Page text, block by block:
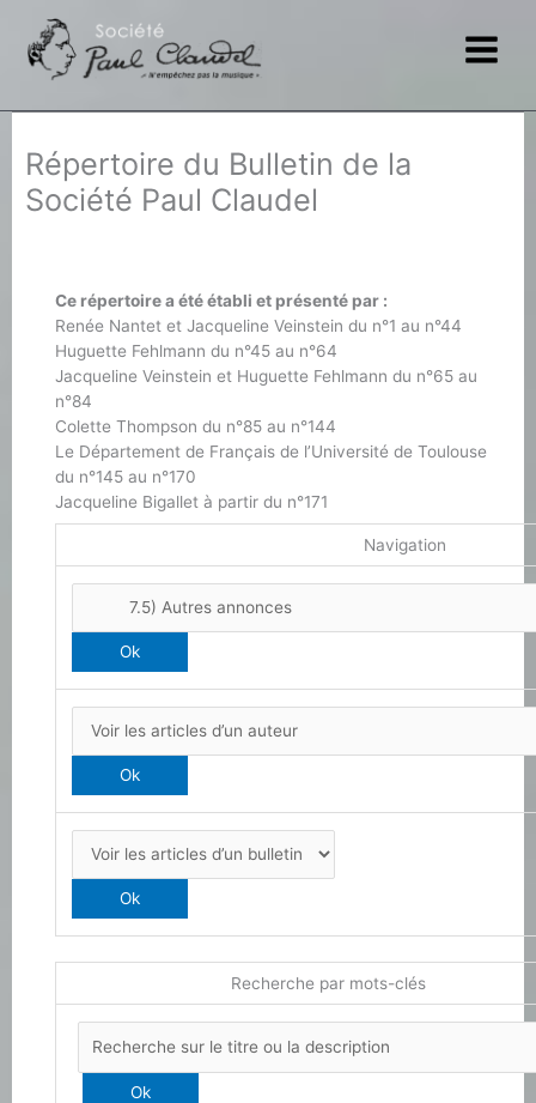
contenu
Répertoire du Bulletin de la
Société Paul Claudel
Ce répertoire a été établi et présenté par :
Renée Nantet et Jacqueline Veinstein du n°1 au n°44
Huguette Fehlmann du n°45 au n°64
Jacqueline Veinstein et Huguette Fehlmann du n°65 au
n°84
Colette Thompson du n°85 au n°144
Le Département de Français de l’Université de Toulouse
du n°145 au n°170
Jacqueline Bigallet à partir du n°171
Navigation
Recherche par mots-clés